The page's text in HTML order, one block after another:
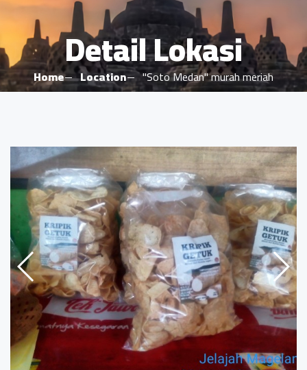
Detail Lokasi
Home Location "Soto Medan" murah meriah